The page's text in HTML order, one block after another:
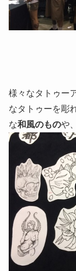
様々なタトゥー
なタトゥーを彫
な和風のものや、